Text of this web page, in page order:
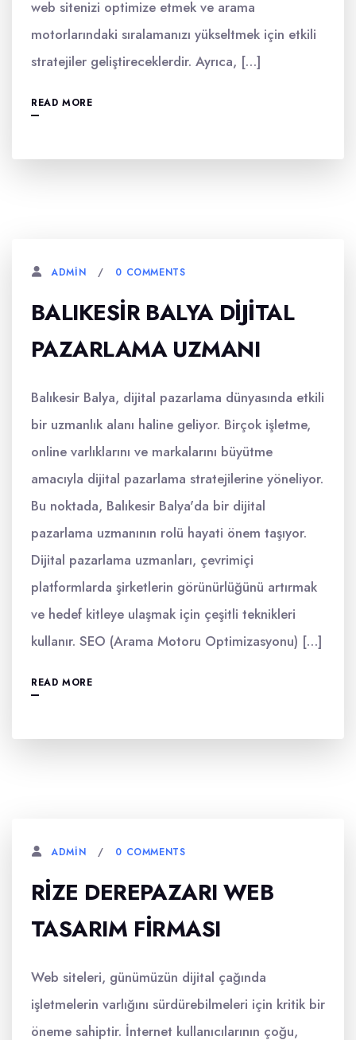
web sitenizi optimize etmek ve arama
motorlarındaki sıralamanızı yükseltmek için etkili
stratejiler geliştireceklerdir. Ayrıca, […]
READ MORE
ADMIN 0 COMMENTS
BALIKESIR BALYA DIJITAL
PAZARLAMA UZMANI
Balıkesir Balya, dijital pazarlama dünyasında etkili
bir uzmanlık alanı haline geliyor. Birçok işletme,
online varlıklarını ve markalarını büyütme
amacıyla dijital pazarlama stratejilerine yöneliyor.
Bu noktada, Balıkesir Balya'da bir dijital
pazarlama uzmanının rolü hayati önem taşıyor.
Dijital pazarlama uzmanları, çevrimiçi
platformlarda şirketlerin görünürlüğünü artırmak
ve hedef kitleye ulaşmak için çeşitli teknikleri
kullanır. SEO (Arama Motoru Optimizasyonu) […]
READ MORE
ADMIN 0 COMMENTS
RIZE DEREPAZARI WEB
TASARIM FIRMASI
Web siteleri, günümüzün dijital çağında
işletmelerin varlığını sürdürebilmeleri için kritik bir
öneme sahiptir. İnternet kullanıcılarının çoğu,